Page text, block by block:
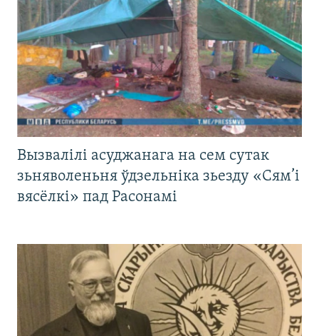
Вызвалілі асуджанага на сем сутак
зьняволеньня ўдзельніка зьезду «Сям’і
вясёлкі» пад Расонамі